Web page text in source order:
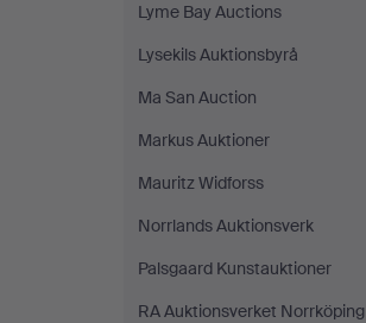
Lyme Bay Auctions
Lysekils Auktionsbyrå
Ma San Auction
Markus Auktioner
Mauritz Widforss
Norrlands Auktionsverk
Palsgaard Kunstauktioner
RA Auktionsverket Norrköping